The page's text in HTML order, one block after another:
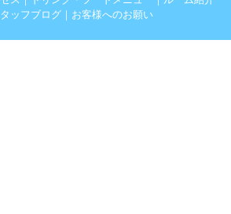
ッフブログ ｜ お客様へのお願い